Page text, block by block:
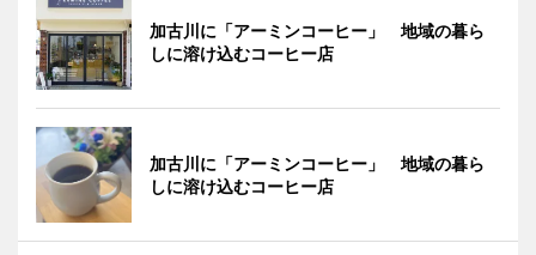
加古川に「アーミンコーヒー」 地域の暮ら
しに溶け込むコーヒー店
加古川に「アーミンコーヒー」 地域の暮ら
しに溶け込むコーヒー店